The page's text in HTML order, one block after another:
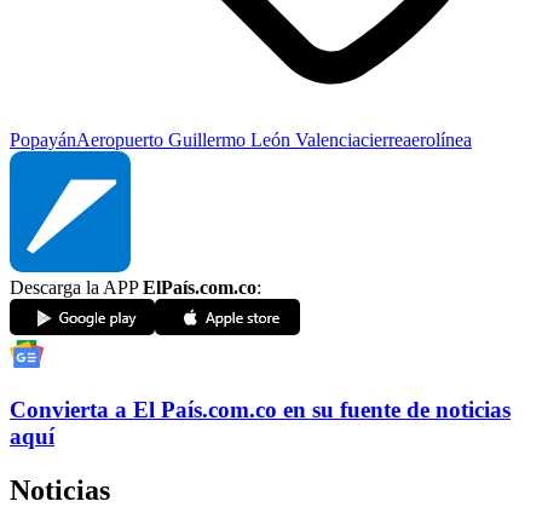
PopayánAeropuerto Guillermo León Valenciacierreaerolínea
Descarga la APPElPaís.com.co:
Convierta a El País.com.co en su fuente de noticias
aquí
Noticias